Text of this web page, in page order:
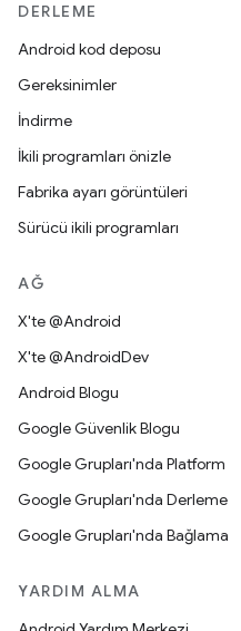
DERLEME
Android kod deposu
Gereksinimler
İndirme
İkili programları önizle
Fabrika ayarı görüntüleri
Sürücü ikili programları
AĞ
X'te @Android
X'te @AndroidDev
Android Blogu
Google Güvenlik Blogu
Google Grupları'nda Platform
Google Grupları'nda Derleme
Google Grupları'nda Bağlama
YARDIM ALMA